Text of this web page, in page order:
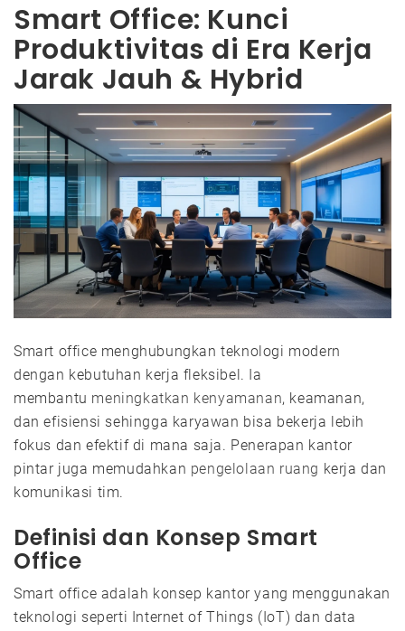
Smart Office: Kunci
Produktivitas di Era Kerja
Jarak Jauh & Hybrid
Smart office menghubungkan teknologi modern
dengan kebutuhan kerja fleksibel. Ia
membantu meningkatkan kenyamanan, keamanan,
dan efisiensi sehingga karyawan bisa bekerja lebih
fokus dan efektif di mana saja. Penerapan kantor
pintar juga memudahkan pengelolaan ruang kerja dan
komunikasi tim.
Definisi dan Konsep Smart
Office
Smart office adalah konsep kantor yang menggunakan
teknologi seperti Internet of Things (IoT) dan data